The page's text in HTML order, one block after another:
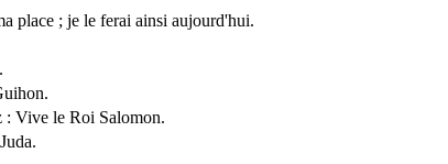
place ; je le ferai ainsi aujourd'hui.
: Vive le Roi Salomon.